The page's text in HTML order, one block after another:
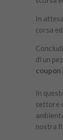
In
corsa
di un
coupon
In
settore
nostra